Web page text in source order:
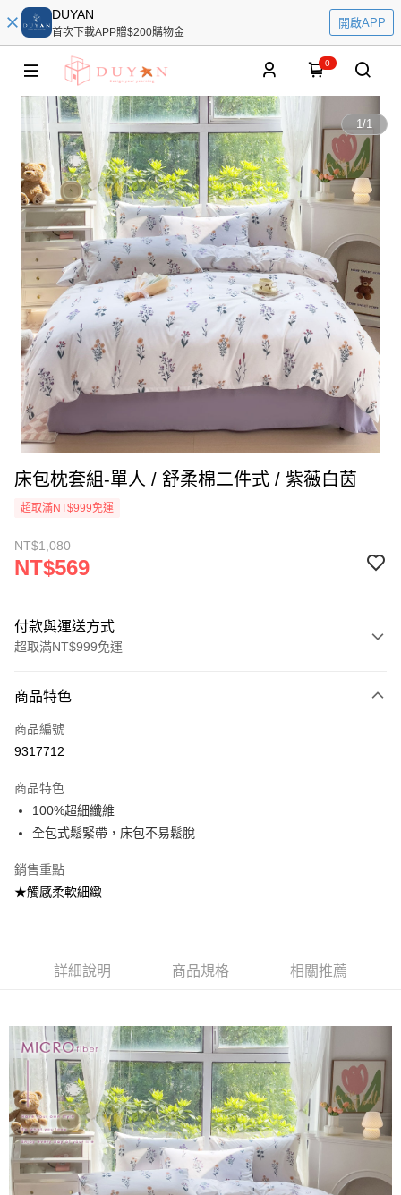
DUYAN
首次下載APP贈$200購物金
開啟APP
0
1/1
床包枕套組-單人 / 舒柔棉二件式 / 紫薇白茵
超取滿NT$999免運
NT$1,080
NT$569
付款與運送方式
超取滿NT$999免運
信用卡一次付款
信用卡分期付款
合作金庫商業銀行
華南商業銀行
上海商業儲蓄銀行
臺灣中小企業銀行
匯豐（台灣）商業銀行
台新國際商業銀行
中國信託商業銀行
超商取貨付款
LINE Pay
Apple Pay
悠遊付
全盈+PAY
相關說明
【大哥付你分期使用說明】
1.本服務由台灣大哥大提供，台灣大哥大用戶可立即使用無須另外申請。
2.付款方式選擇「大哥付你分期」，訂單成立後會自動跳轉到大哥付的交易
流程，驗證手機門號後，選擇欲分期的期數、繳款截止日，確認付款後即完
成交易。
3.實際核准額度、可分期數及費用金額請依後續交易確認頁面所載為準。
4.訂單成立30分鐘內，如未前往確認交易或遇審核未通過，訂單將自動取
消。如遇「轉專審核」未通過狀況，表示未達大哥付你分期系統評分，恕無
法說明評估內容。
【繳款方式說明】
AFTEE先享後付
相關說明
【關於「AFTEE先享後付」】
AFTEE先享後付是「在收到商品之後才付款」的支付方式。 讓您購物簡單
便利好安心！
１．簡單：不需註冊會員、不需綁卡、不需儲值。
２．便利：只要手機號碼，簡訊認證，即可結帳。
３．安心：先確認商品／服務後，再付款。
Hami Point
相關說明
「Hami Point」為中華電信所提供之點數服務，可於會員專區綁定中華電信
會員帳號後，即可在購物車使用 Hami Point 折抵消費金額 (1點等於1元)。
ATM付款
商品特色
商品編號
9317712
商品特色
100%超細纖維
全包式鬆緊帶，床包不易鬆脫
銷售重點
★觸感柔軟細緻
詳細說明 商品規格 相關推薦